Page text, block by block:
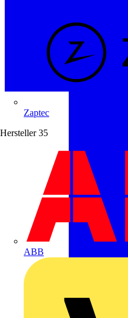
Zaptec
Hersteller 35
ABB